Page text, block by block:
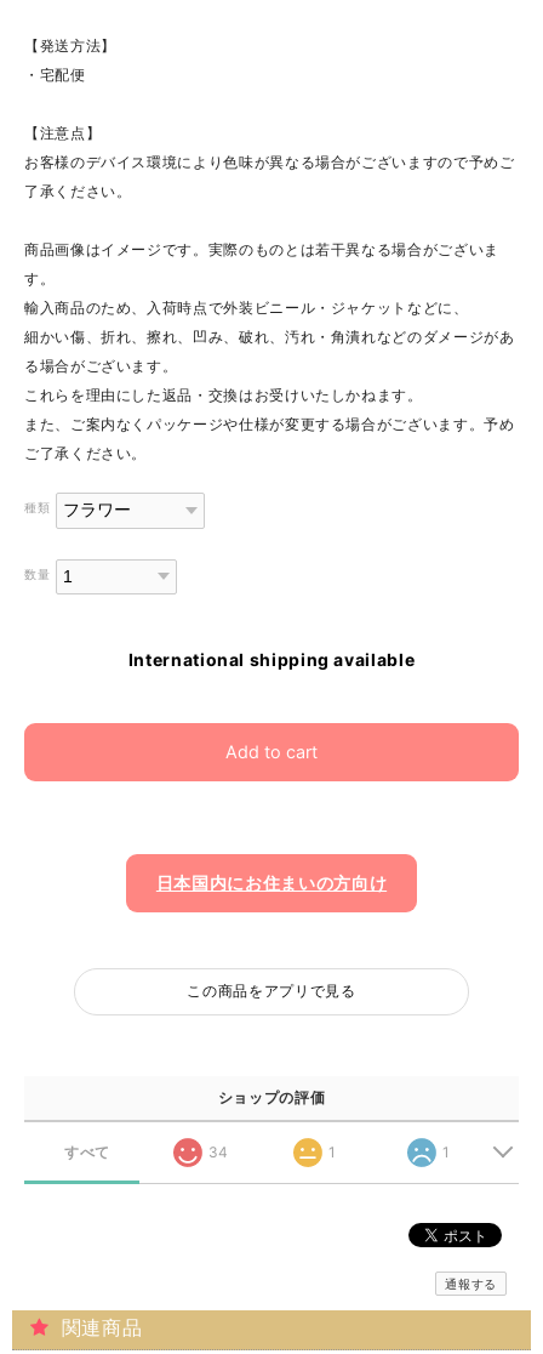
【発送方法】
・宅配便
【注意点】
お客様のデバイス環境により色味が異なる場合がございますので予めご
了承ください。
商品画像はイメージです。実際のものとは若干異なる場合がございま
す。
輸入商品のため、入荷時点で外装ビニール・ジャケットなどに、
細かい傷、折れ、擦れ、凹み、破れ、汚れ・角潰れなどのダメージがあ
る場合がございます。
これらを理由にした返品・交換はお受けいたしかねます。
また、ご案内なくパッケージや仕様が変更する場合がございます。予め
ご了承ください。
種類
数量
International shipping available
Add to cart
日本国内にお住まいの方向け
この商品をアプリで見る
ショップの評価
すべて 34 1 1
通報する
関連商品